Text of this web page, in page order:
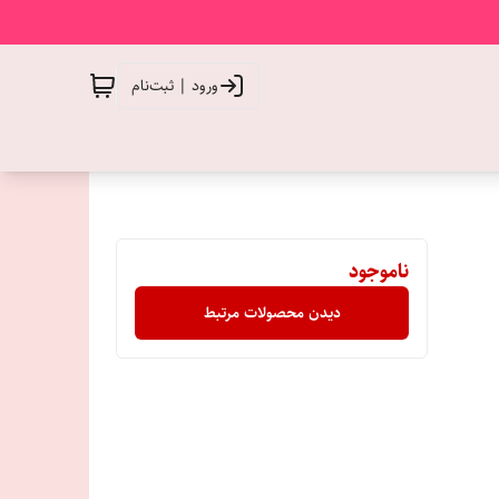
ورود | ثبت‌نام
ناموجود
دیدن محصولات مرتبط